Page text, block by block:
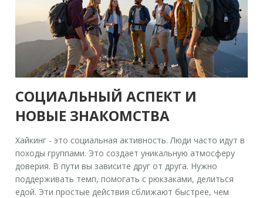
СОЦИАЛЬНЫЙ АСПЕКТ И
НОВЫЕ ЗНАКОМСТВА
Хайкинг - это социальная активность. Люди часто идут в
походы группами. Это создает уникальную атмосферу
доверия. В пути вы зависите друг от друга. Нужно
поддерживать темп, помогать с рюкзаками, делиться
едой. Эти простые действия сближают быстрее, чем